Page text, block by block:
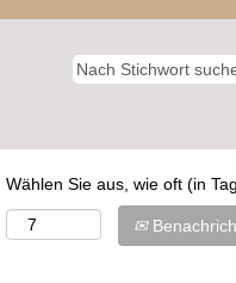
Wählen Sie aus, wie oft (in